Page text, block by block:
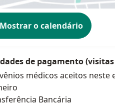
Mostrar o calendário
de pagamento
médicos aceitos neste
Bancária